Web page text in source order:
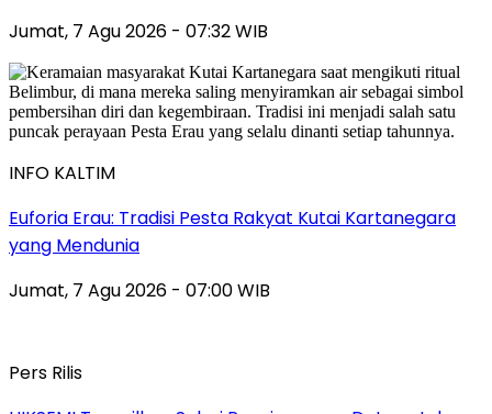
Jumat, 7 Agu 2026 - 07:32 WIB
INFO KALTIM
Euforia Erau: Tradisi Pesta Rakyat Kutai Kartanegara
yang Mendunia
Jumat, 7 Agu 2026 - 07:00 WIB
Pers Rilis